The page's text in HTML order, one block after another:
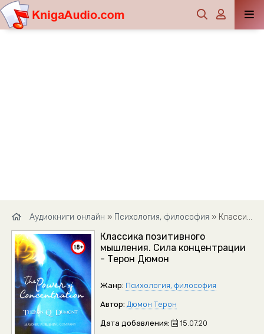
Аудиокниги онлайн » Психология, философия » Классика позитивного мышления. Сила концентрации - Терон Дюмон
Классика позитивного
мышления. Сила концентрации
- Терон Дюмон
Жанр: Психология, философия
Автор: Дюмон Терон
Дата добавления: 15.07.20